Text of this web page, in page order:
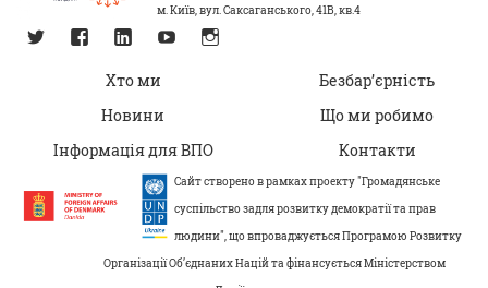
м. Київ, вул. Саксаганського, 41В, кв.4
Хто ми
Новини
Інформація для ВПО
Безбар’єрність
Що ми робимо
Контакти
Сайт створено в рамках проекту "Громадянське
суспільство задля розвитку демократії та прав
людини", що впроваджується Програмою Розвитку
Організації Об’єднаних Націй та фінансується Міністерством